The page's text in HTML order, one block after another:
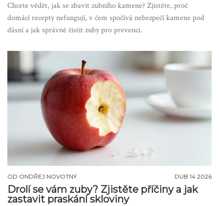
Chcete vědět, jak se zbavit zubního kamene? Zjistěte, proč
domácí recepty nefungují, v čem spočívá nebezpečí kamene pod
dásní a jak správně čistit zuby pro prevenci.
OD ONDŘEJ NOVOTNÝ DUB 14 2026
Drolí se vám zuby? Zjistěte příčiny a jak
zastavit praskání skloviny